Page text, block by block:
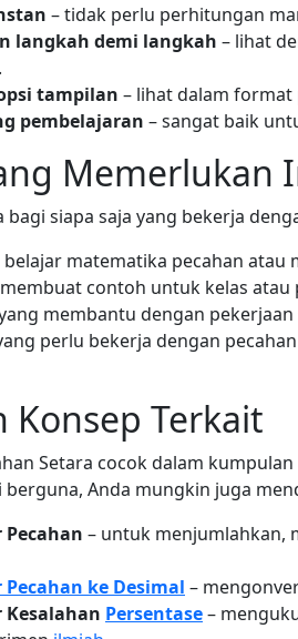
– tidak perlu perhitungan
langkah demi langkah – lihat
tampilan – lihat dalam format
pembelajaran – sangat baik
Memerlukan
siapa saja yang bekerja
belajar matematika pecahan atau
contoh untuk kelas atau
membantu dengan pekerjaan
perlu bekerja dengan
Konsep Terkait
Setara cocok dalam
berguna, Anda mungkin juga
– untuk menjumlahkan,
ke Desimal –
Persentase–